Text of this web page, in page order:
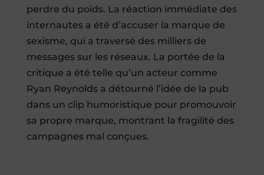
perdre du poids. La réaction immédiate des
internautes a été d’accuser la marque de
sexisme, qui a traversé des milliers de
messages sur les réseaux. La portée de la
critique a été telle qu’un acteur comme
Ryan Reynolds a détourné l’idée de la pub
dans un clip humoristique pour promouvoir
sa propre marque, montrant la fragilité des
campagnes mal conçues.